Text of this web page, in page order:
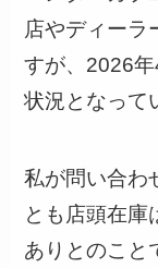
店やディーラ
すが、2026
状況となって
私が問い合わ
とも店頭在庫
ありとのこと